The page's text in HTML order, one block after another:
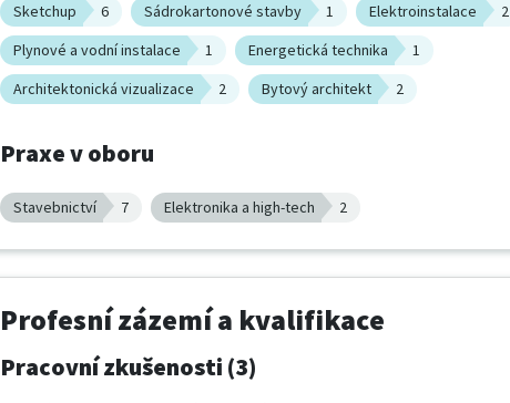
Sketchup
6 Sádrokartonové stavby 1 Elektroinstalace
2
Plynové a vodní instalace
1 Energetická technika
1
Architektonická vizualizace
2 Bytový architekt 2
Praxe v oboru
Stavebnictví 7 Elektronika a high-tech 2
Profesní zázemí a kvalifikace
Pracovní zkušenosti (3)